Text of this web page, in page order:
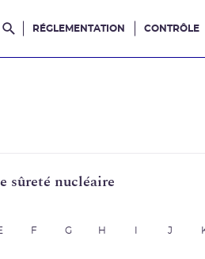
Rechercher dans le site
RÉGLEMENTATION CONTRÔLE
sûreté nucléaire
F G H J